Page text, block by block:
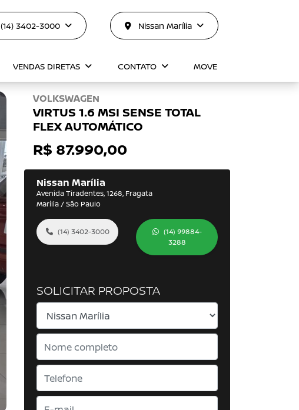
(14) 3402-3000 Nissan Marília
VENDAS DIRETAS CONTATO MOVE
VOLKSWAGEN
VIRTUS 1.6 MSI SENSE TOTAL
FLEX AUTOMÁTICO
R$ 87.990,00
Nissan Marília
Avenida Tiradentes, 1268, Fragata
Marília / São Paulo
(14) 3402-3000
(14) 99884-
3288
SOLICITAR PROPOSTA